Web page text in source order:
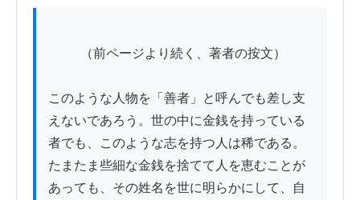
このような人物を「善者」と呼んでも差し支
えないであろう。世の中に金銭を持っている
者でも、このような志を持つ人は稀である。
たまたま些細な金銭を捨てて人を恵むことが
あっても、その姓名を世に明らかにして、自